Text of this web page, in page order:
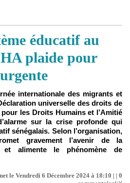
éducatif au
plaide pour
internationale des migrants et
universelle des droits de
pour les Droits Humains et l’Amitié
sur la crise profonde qui
sénégalais. Selon l’organisation,
gravement l’avenir de la
et alimente le phénomène de
le Vendredi 6 Décembre 2024 à 18:10 | | 0